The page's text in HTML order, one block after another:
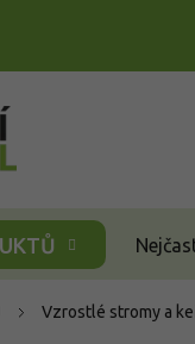
Vzrostlé stromy a